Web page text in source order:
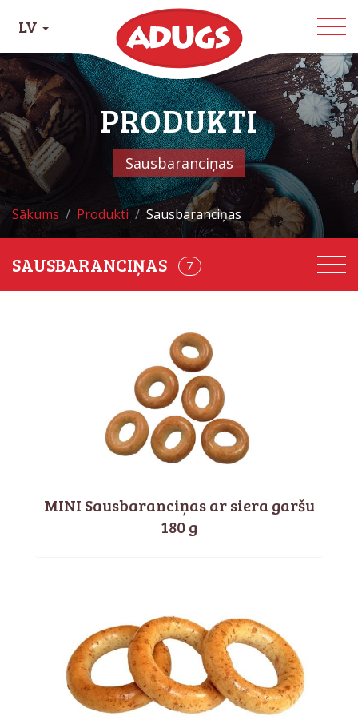
LV
PRODUKTI
Sausbaranciņas
Sākums Produkti Sausbaranciņas
7
MINI Sausbaranciņas ar siera garšu
180 g